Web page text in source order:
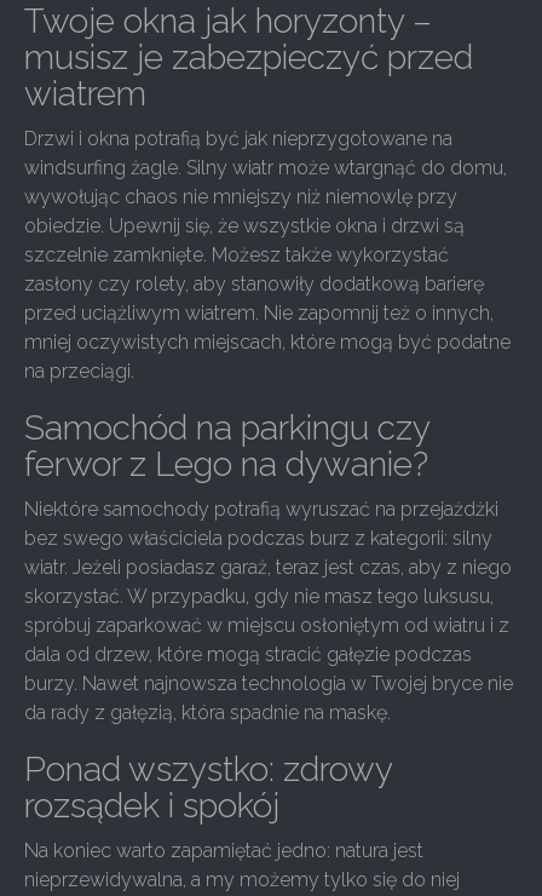
Twoje okna jak horyzonty –
musisz je zabezpieczyć przed
wiatrem
Drzwi i okna potrafią być jak nieprzygotowane na
windsurfing żagle. Silny wiatr może wtargnąć do domu,
wywołując chaos nie mniejszy niż niemowlę przy
obiedzie. Upewnij się, że wszystkie okna i drzwi są
szczelnie zamknięte. Możesz także wykorzystać
zasłony czy rolety, aby stanowiły dodatkową barierę
przed uciążliwym wiatrem. Nie zapomnij też o innych,
mniej oczywistych miejscach, które mogą być podatne
na przeciągi.
Samochód na parkingu czy
ferwor z Lego na dywanie?
Niektóre samochody potrafią wyruszać na przejażdżki
bez swego właściciela podczas burz z kategorii: silny
wiatr. Jeżeli posiadasz garaż, teraz jest czas, aby z niego
skorzystać. W przypadku, gdy nie masz tego luksusu,
spróbuj zaparkować w miejscu osłoniętym od wiatru i z
dala od drzew, które mogą stracić gałęzie podczas
burzy. Nawet najnowsza technologia w Twojej bryce nie
da rady z gałęzią, która spadnie na maskę.
Ponad wszystko: zdrowy
rozsądek i spokój
Na koniec warto zapamiętać jedno: natura jest
nieprzewidywalna, a my możemy tylko się do niej